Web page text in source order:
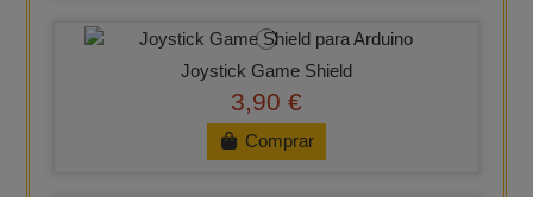
Joystick Game Shield
3,90 €
Comprar